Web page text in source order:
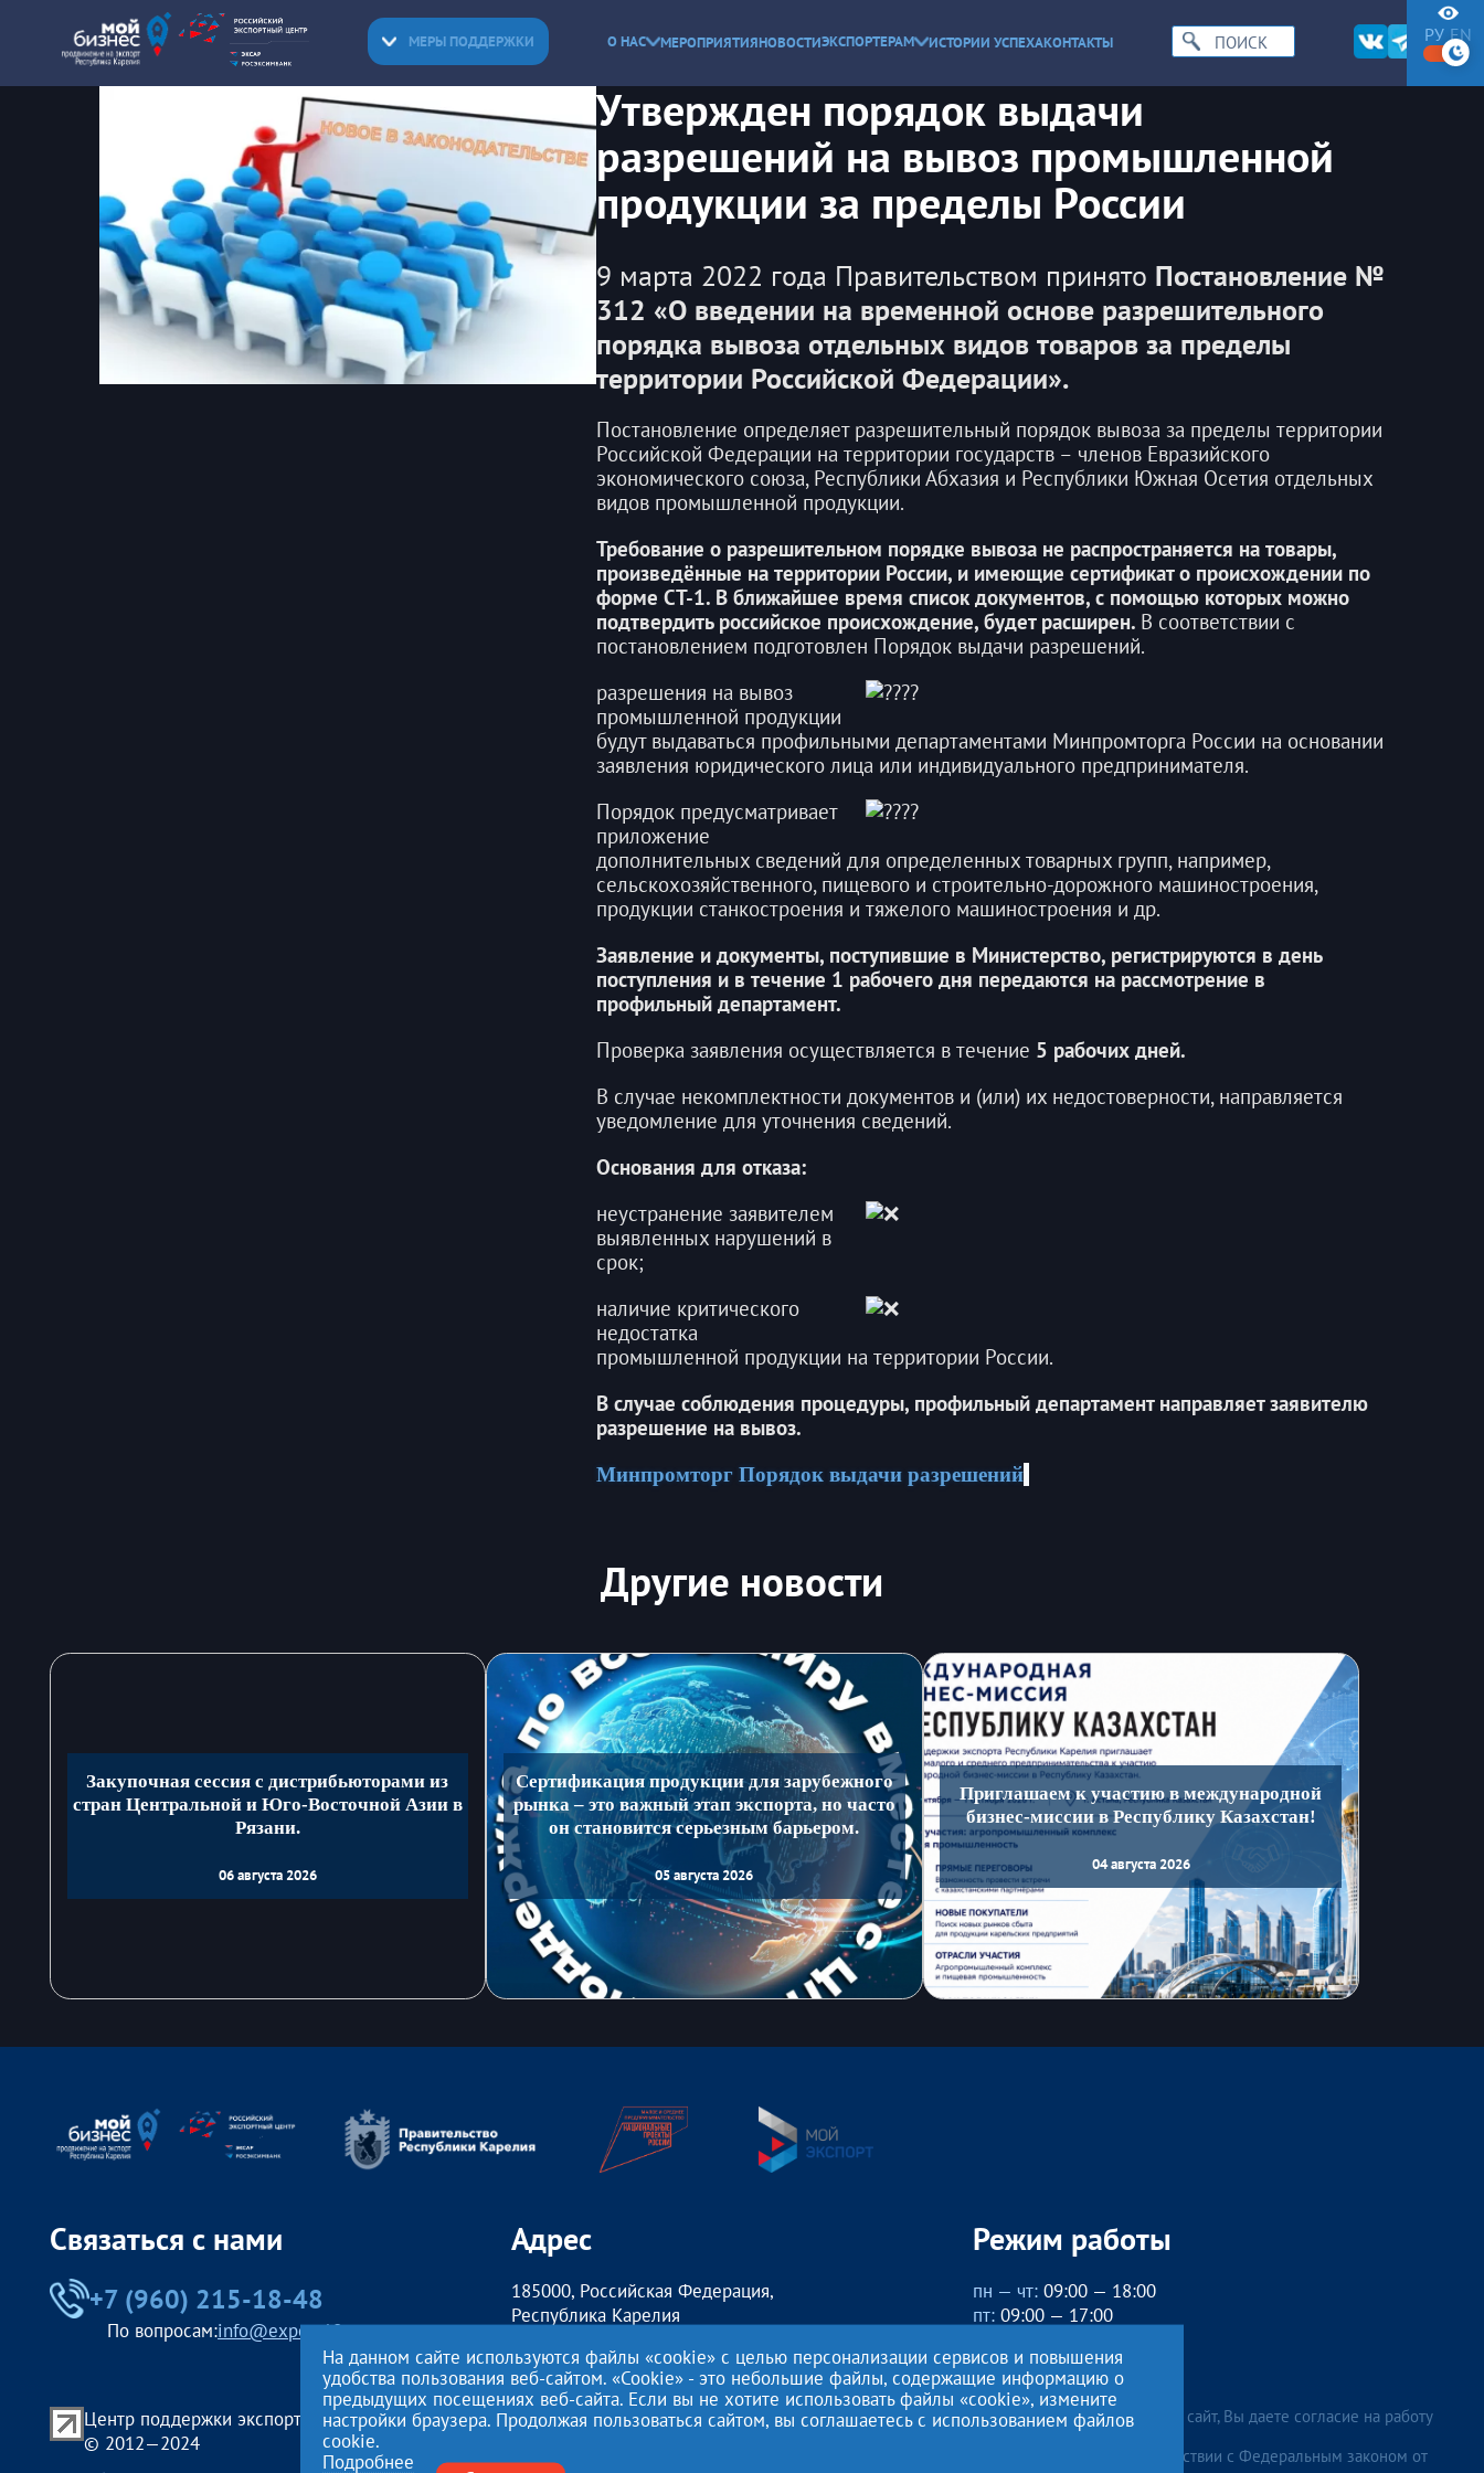
МЕРЫ ПОДДЕРЖКИ О НАС МЕРОПРИЯТИЯНОВОСТИЭКСПОРТЕРАМ ИСТОРИИ УСПЕХАКОНТАКТЫ РУ EN
Утвержден порядок выдачи
разрешений на вывоз промышленной
продукции за пределы России
9 марта 2022 года Правительством принято Постановление №
312 «О введении на временной основе разрешительного
порядка вывоза отдельных видов товаров за пределы
территории Российской Федерации».
Постановление определяет разрешительный порядок вывоза за пределы территории
Российской Федерации на территории государств – членов Евразийского
экономического союза, Республики Абхазия и Республики Южная Осетия отдельных
видов промышленной продукции.
Требование о разрешительном порядке вывоза не распространяется на товары,
произведённые на территории России, и имеющие сертификат о происхождении по
форме СТ-1. В ближайшее время список документов, с помощью которых можно
подтвердить российское происхождение, будет расширен. В соответствии с
постановлением подготовлен Порядок выдачи разрешений.
разрешения на вывоз
промышленной продукции
будут выдаваться профильными департаментами Минпромторга России на основании
заявления юридического лица или индивидуального предпринимателя.
Порядок предусматривает
приложение
дополнительных сведений для определенных товарных групп, например,
сельскохозяйственного, пищевого и строительно-дорожного машиностроения,
продукции станкостроения и тяжелого машиностроения и др.
Заявление и документы, поступившие в Министерство, регистрируются в день
поступления и в течение 1 рабочего дня передаются на рассмотрение в
профильный департамент.
Проверка заявления осуществляется в течение 5 рабочих дней.
В случае некомплектности документов и (или) их недостоверности, направляется
уведомление для уточнения сведений.
Основания для отказа:
неустранение заявителем
выявленных нарушений в
срок;
наличие критического
недостатка
промышленной продукции на территории России.
В случае соблюдения процедуры, профильный департамент направляет заявителю
разрешение на вывоз.
Минпромторг Порядок выдачи разрешений
Другие новости
Закупочная сессия с дистрибьюторами из
стран Центральной и Юго-Восточной Азии в
Рязани.
06 августа 2026
Сертификация продукции для зарубежного
рынка – это важный этап экспорта, но часто
он становится серьезным барьером.
05 августа 2026
Приглашаем к участию в международной
бизнес-миссии в Республику Казахстан!
04 августа 2026
Связаться с нами
+7 (960) 215-18-48
По вопросам:info@export10.ru
Адрес
185000, Российская Федерация,
Республика Карелия
наб. Гюллинга, 11 / 2 этаж, офис 2
Режим работы
пн — чт: 09:00 — 18:00
пт: 09:00 — 17:00
сб, вс— выходные
Центр поддержки экспорта Республики Карелия
© 2012—2024
Этот сайт использует файлы cookies для хранения данных. Продолжая использовать данный сайт, Вы даете согласие на работу
с этими файлами.
, в соответствии с Федеральным законом от
На данном сайте используются файлы «cookie» с целью персонализации сервисов и повышения
удобства пользования веб-сайтом. «Cookie» - это небольшие файлы, содержащие информацию о
предыдущих посещениях веб-сайта. Если вы не хотите использовать файлы «cookie», измените
настройки браузера. Продолжая пользоваться сайтом, вы соглашаетесь с использованием файлов
cookie.
Подробнее